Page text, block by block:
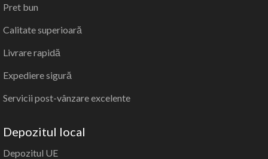
Pret bun
Calitate superioară
Livrare rapidă
Expediere sigură
Servicii post-vânzare excelente
Depozitul local
Depozitul UE